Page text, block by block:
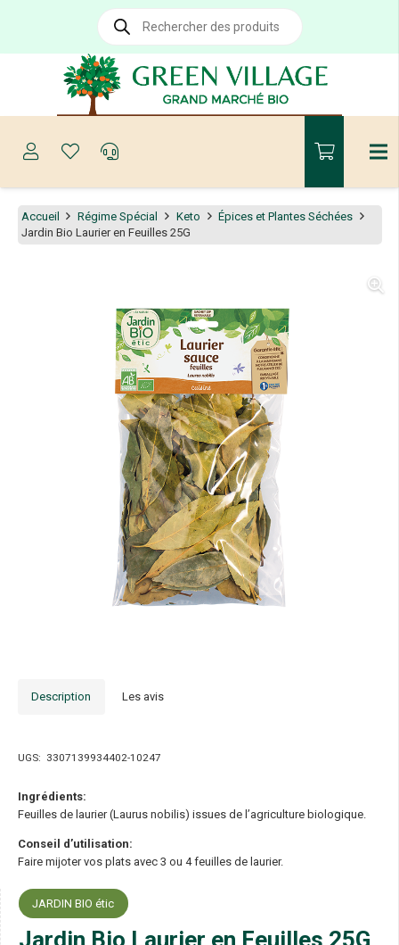
Recherche
produits
Accueil Régime Spécial Keto
Épices et Plantes Séchées
Jardin Bio Laurier en Feuilles 25G
Description Les avis
UGS: 3307139934402-10247
Ingrédients:
Feuilles de laurier (Laurus nobilis) issues de l’agriculture biologique.
Conseil d’utilisation:
Faire mijoter vos plats avec 3 ou 4 feuilles de laurier.
JARDIN BIO étic